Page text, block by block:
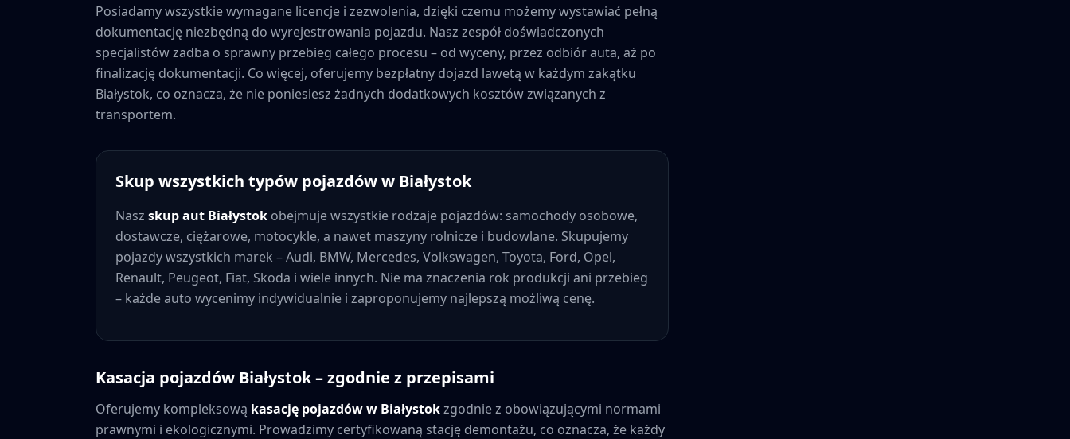
Posiadamy wszystkie wymagane licencje i zezwolenia, dzięki czemu możemy wystawiać pełną
dokumentację niezbędną do wyrejestrowania pojazdu. Nasz zespół doświadczonych
specjalistów zadba o sprawny przebieg całego procesu – od wyceny, przez odbiór auta, aż po
finalizację dokumentacji. Co więcej, oferujemy bezpłatny dojazd lawetą w każdym zakątku
Białystok, co oznacza, że nie poniesiesz żadnych dodatkowych kosztów związanych z
transportem.
Skup wszystkich typów pojazdów w Białystok
Nasz skup aut Białystok obejmuje wszystkie rodzaje pojazdów: samochody osobowe,
dostawcze, ciężarowe, motocykle, a nawet maszyny rolnicze i budowlane. Skupujemy
pojazdy wszystkich marek – Audi, BMW, Mercedes, Volkswagen, Toyota, Ford, Opel,
Renault, Peugeot, Fiat, Skoda i wiele innych. Nie ma znaczenia rok produkcji ani przebieg
– każde auto wycenimy indywidualnie i zaproponujemy najlepszą możliwą cenę.
Kasacja pojazdów Białystok– zgodnie z przepisami
Oferujemy kompleksową kasację pojazdów w Białystokzgodnie z obowiązującymi normami
prawnymi i ekologicznymi. Prowadzimy certyfikowaną stację demontażu, co oznacza, że każdy